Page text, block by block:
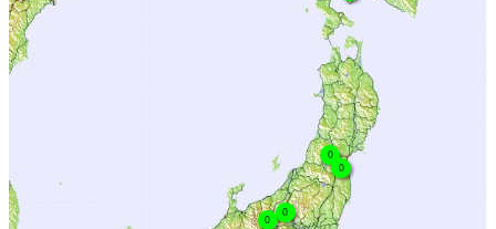
0
0
0
0